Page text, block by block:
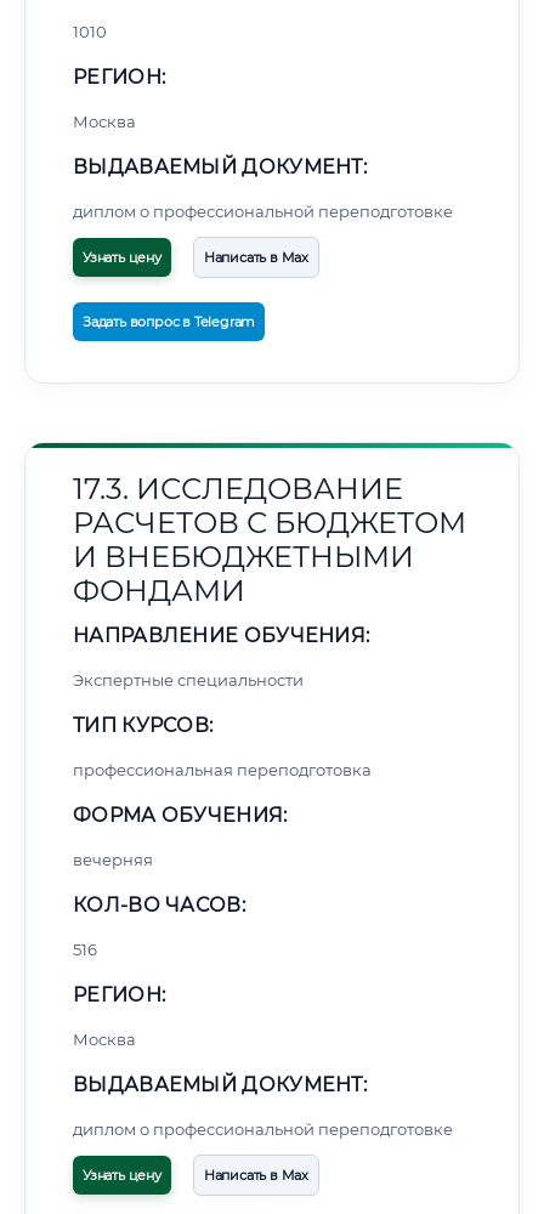
1010
РЕГИОН:
Москва
ВЫДАВАЕМЫЙ ДОКУМЕНТ:
диплом о профессиональной переподготовке
Узнать цену Написать в Max
Задать вопрос в Telegram
17.3. ИССЛЕДОВАНИЕ
РАСЧЕТОВ С БЮДЖЕТОМ
И ВНЕБЮДЖЕТНЫМИ
ФОНДАМИ
НАПРАВЛЕНИЕ ОБУЧЕНИЯ:
Экспертные специальности
ТИП КУРСОВ:
профессиональная переподготовка
ФОРМА ОБУЧЕНИЯ:
вечерняя
КОЛ-ВО ЧАСОВ:
516
РЕГИОН:
Москва
ВЫДАВАЕМЫЙ ДОКУМЕНТ:
диплом о профессиональной переподготовке
Узнать цену Написать в Max